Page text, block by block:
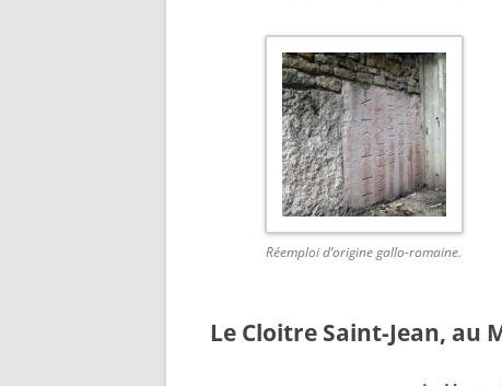
Réemploi d’origine gallo-romaine.
Le Cloitre Saint-Jean, au